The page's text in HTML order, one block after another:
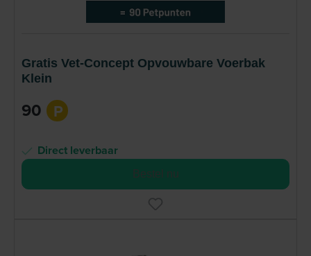
Gratis Vet-Concept Opvouwbare Voerbak
Klein
90 P
Direct leverbaar
Bestel nu